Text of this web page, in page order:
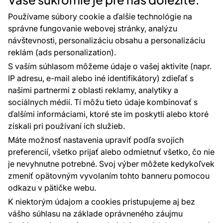
Používame súbory cookie a ďalšie technológie na
správne fungovanie webovej stránky, analýzu
návštevnosti, personalizáciu obsahu a personalizáciu
reklám (ads personalization).
S vaším súhlasom môžeme údaje o vašej aktivite (napr.
IP adresu, e-mail alebo iné identifikátory) zdieľať s
našimi partnermi z oblasti reklamy, analytiky a
sociálnych médií. Tí môžu tieto údaje kombinovať s
ďalšími informáciami, ktoré ste im poskytli alebo ktoré
získali pri používaní ich služieb.
Máte možnosť nastavenia upraviť podľa svojich
preferencií, všetko prijať alebo odmietnuť všetko, čo nie
je nevyhnutne potrebné. Svoj výber môžete kedykoľvek
zmeniť opätovným vyvolaním tohto banneru pomocou
odkazu v pätičke webu.
K niektorým údajom a cookies pristupujeme aj bez
vášho súhlasu na základe oprávneného záujmu
Najčastejšie otázky
Kontakty
Sme tu pre vás 24 hodín denne, 7 dní v
týždni
+420 777 004 021
info@vavex.cz
Vavex 1990 s.r.o., IČ: 26776251, DIČ: CZ26776251
Dělostřelecká 330, Příbram 261 01
Ďalšie kontakty
Platobné metódy:
Platby zaisťuje: